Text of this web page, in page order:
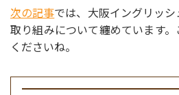
次の記事では、大阪イングリッ
取り組みについて纏めています
くださいね。